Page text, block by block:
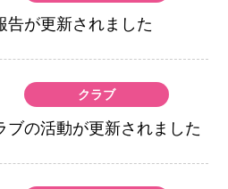
告が更新されました
クラブ
ブの活動が更新されました